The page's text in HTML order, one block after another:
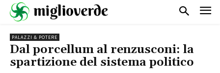
PALAZZI & POTERE
Dal porcellum al renzusconi: la
spartizione del sistema politico